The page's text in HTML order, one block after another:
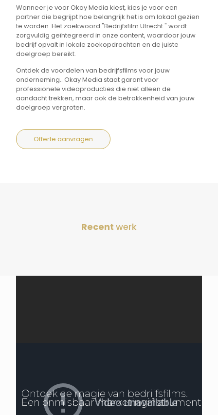
Wanneer je voor Okay Media kiest, kies je voor een
partner die begrijpt hoe belangrijk het is om lokaal gezien
te worden. Het zoekwoord "Bedrijfsfilm Utrecht " wordt
zorgvuldig geïntegreerd in onze content, waardoor jouw
bedrijf opvalt in lokale zoekopdrachten en de juiste
doelgroep bereikt.
Ontdek de voordelen van bedrijfsfilms voor jouw
onderneming.. Okay Media staat garant voor
professionele videoproducties die niet alleen de
aandacht trekken, maar ook de betrokkenheid van jouw
doelgroep vergroten.
Offerte aanvragen
Recent werk
Ontdek de magie van bedrijfsfilms.
Een onmisbaar marketinginstrument